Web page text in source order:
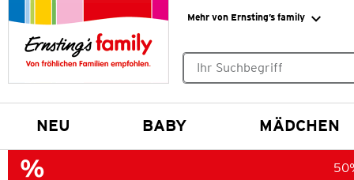
Mehr von Ernsting’s family
NEU BABY MÄDCHEN